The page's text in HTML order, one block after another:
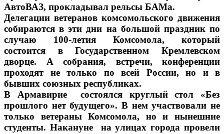
АвтоВАЗ, прокладывал рельсы БАМа.
Делегации ветеранов комсомольского движения
собираются в эти дни на большой праздник по
случаю 100-летия Комсомола, который
состоится в Государственном Кремлевском
дворце. А собрания, встречи, конференции
проходят не только по всей России, но и в
бывших союзных республиках.
В Армавирие состоялся круглый стол «Без
прошлого нет будущего». В нем участвовали не
только ветераны Комсомола, но и нынешние
студенты. Накануне на улицах города провели